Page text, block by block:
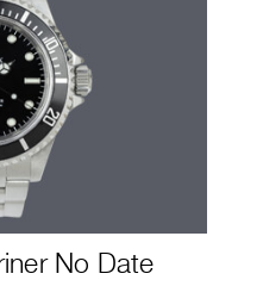
No Date